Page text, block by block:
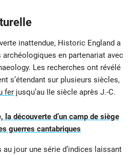
inattendue, Historic England a
archéologiques en partenariat avec
Les recherches ont révélé
s’étendant sur plusieurs siècles,
fer jusqu’au IIe siècle après J.-C.
la découverte d’un camp de siège
guerres cantabriques
jour une série d’indices laissant